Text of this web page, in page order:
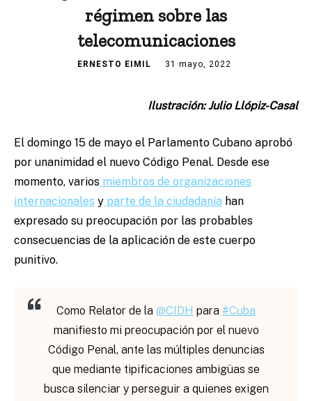
régimen sobre las
telecomunicaciones
ERNESTO EIMIL 31 mayo, 2022
Ilustración: Julio Llópiz-Casal
El domingo 15 de mayo el Parlamento Cubano aprobó
por unanimidad el nuevo Código Penal. Desde ese
momento, varios miembros de organizaciones
internacionales y parte de la ciudadanía han
expresado su preocupación por las probables
consecuencias de la aplicación de este cuerpo
punitivo.
Como Relator de la @CIDH para #Cuba
manifiesto mi preocupación por el nuevo
Código Penal, ante las múltiples denuncias
que mediante tipificaciones ambigüas se
busca silenciar y perseguir a quienes exigen